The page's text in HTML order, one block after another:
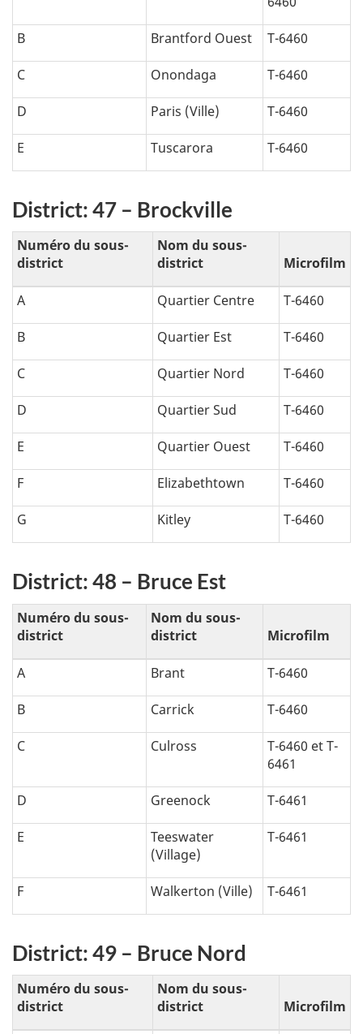
B Brantford Ouest T-6460
C Onondaga T-6460
D Paris (Ville) T-6460
E Tuscarora T-6460
District: 47 – Brockville
Numéro du sous-
district
Nom du sous-
district
Microfilm
A Quartier Centre T-6460
B Quartier Est T-6460
C Quartier Nord T-6460
D Quartier Sud T-6460
E Quartier Ouest T-6460
F Elizabethtown T-6460
G Kitley T-6460
District: 48 – Bruce Est
Numéro du sous-
district
Nom du sous-
district
Microfilm
A Brant T-6460
B Carrick T-6460
C Culross
T-6460 et T-
6461
D Greenock T-6461
E
Teeswater
(Village)
T-6461
F Walkerton (Ville) T-6461
District: 49 – Bruce Nord
Numéro du sous-
district
Nom du sous-
district
Microfilm